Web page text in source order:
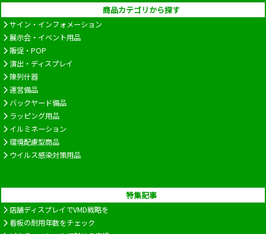
商品カテゴリから探す
サイン・インフォメーション
展示会・イベント用品
販促・POP
演出・ディスプレイ
陳列什器
運営備品
バックヤード備品
ラッピング用品
イルミネーション
環境配慮型商品
ウイルス感染対策用品
特集記事
店舗ディスプレイでVMD戦略を
看板の耐用年数をチェック